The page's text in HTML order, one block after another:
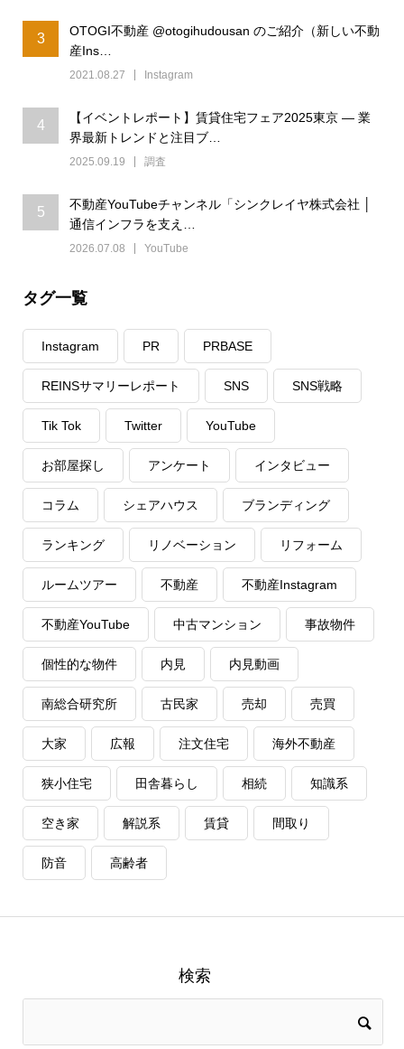
3
OTOGI不動産 @otogihudousan のご紹介（新しい不動
産Ins…
2021.08.27 Instagram
4
【イベントレポート】賃貸住宅フェア2025東京 ― 業
界最新トレンドと注目ブ…
2025.09.19 調査
5
不動産YouTubeチャンネル「シンクレイヤ株式会社 │
通信インフラを支え…
2026.07.08 YouTube
タグ一覧
Instagram PR PRBASE
REINSサマリーレポート SNS SNS戦略
Tik Tok Twitter YouTube
お部屋探し アンケート インタビュー
コラム シェアハウス ブランディング
ランキング リノベーション リフォーム
ルームツアー 不動産 不動産Instagram
不動産YouTube 中古マンション 事故物件
個性的な物件 内見 内見動画
南総合研究所 古民家 売却 売買
大家 広報 注文住宅 海外不動産
狭小住宅 田舎暮らし 相続 知識系
空き家 解説系 賃貸 間取り
防音 高齢者
検索